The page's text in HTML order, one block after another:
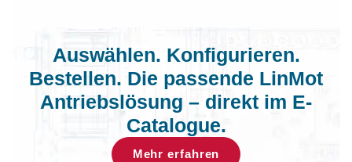
Auswählen. Konfigurieren.
Bestellen. Die passende LinMot
Antriebslösung – direkt im E-
Catalogue.
Mehr erfahren